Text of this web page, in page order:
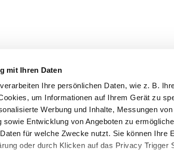
mit Ihren Daten
verarbeiten Ihre persönlichen Daten, wie z. B.
um Informationen auf Ihrem Gerät zu
Werbung und Inhalte, Messungen
sowie Entwicklung von Angeboten zu
für welche Zwecke nutzt. Sie können Ihre
oder durch Klicken auf das Privacy Trigger